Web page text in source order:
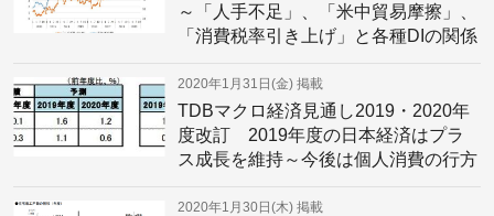
～「人手不足」、「米中貿易摩擦」、
「消費税率引き上げ」と各種DIの関係
TDBマクロ経済見通し2019・2020年
度改訂 2019年度の日本経済はプラ
ス成長を維持～今後は個人消費の行方
2020年1月31日(金) 掲載
2020年1月30日(木) 掲載